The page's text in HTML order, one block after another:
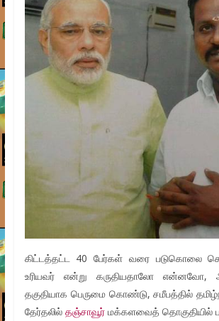
கிட்டத்தட்ட 40 பேர்கள் வரை படுகொலை
உரியவர் என்று கருதியதாலோ என்னவோ,
தகுதியாக பெருமை கொண்டு, சமீபத்தில்
தேர்தலில் தஞ்சாவூர் மக்களவைத் தொகுதியில்